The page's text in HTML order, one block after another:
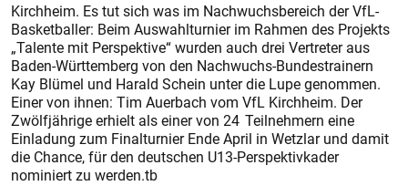
Kirchheim. Es tut sich was im Nachwuchsbereich der VfL-
Basketballer: Beim Auswahlturnier im Rahmen des Projekts
„Talente mit Perspektive“ wurden auch drei Vertreter aus
Baden-Württemberg von den Nachwuchs-Bundestrainern
Kay Blümel und Harald Schein unter die Lupe genommen.
Einer von ihnen: Tim Auerbach vom VfL Kirchheim. Der
Zwölfjährige erhielt als einer von 24 Teilnehmern eine
Einladung zum Finalturnier Ende April in Wetzlar und damit
die Chance, für den deutschen U13-Perspektivkader
nominiert zu werden.tb